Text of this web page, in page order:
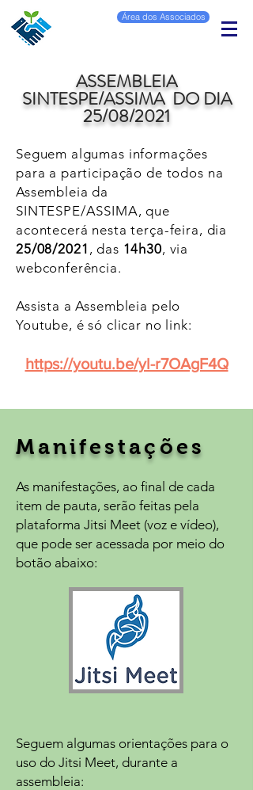
Área dos Associados
ASSEMBLEIA
SINTESPE/ASSIMA DO DIA
25/08/2021
Seguem algumas informações
para a participação de todos na
Assembleia da
SINTESPE/ASSIMA, que
acontecerá nesta terça-feira, dia
25/08/2021 , das 14h30, via
webconferência.
Assista a Assembleia pelo
Youtube, é só clicar no link:
https://youtu.be/yl-r7OAgF4Q
Manifestações
As manifestações, ao final de cada
item de pauta, serão feitas pela
plataforma Jitsi Meet (voz e vídeo),
que pode ser acessada por meio do
botão abaixo:
Seguem algumas orientações para o
uso do Jitsi Meet, durante a
assembleia: